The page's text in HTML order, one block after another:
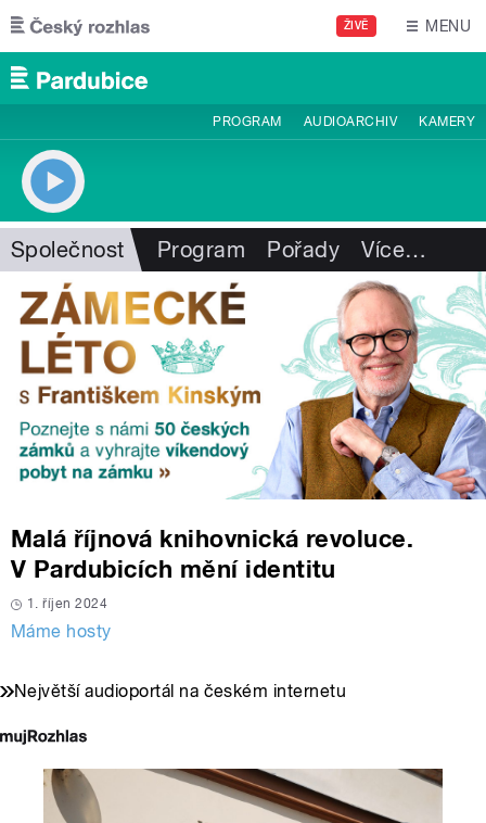
Přejít k hlavnímu obsahu
ŽIVĚ MENU
PROGRAM AUDIOARCHIV KAMERY
Společnost Program Pořady Více…
Malá říjnová knihovnická revoluce.
V Pardubicích mění identitu
1. říjen 2024
Máme hosty
Největší audioportál na českém internetu